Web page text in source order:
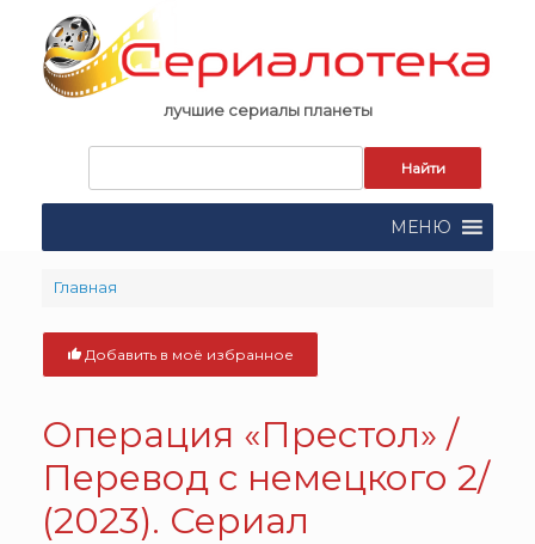
content
лучшие сериалы планеты
поиска:
МЕНЮ
Главная
Добавить в моё избранное
Операция «Престол» /
Перевод с немецкого 2/
(2023). Сериал